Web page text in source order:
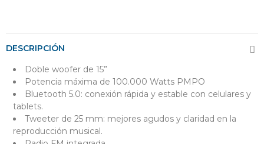
DESCRIPCIÓN
Doble woofer de 15”
Potencia máxima de 100.000 Watts PMPO
Bluetooth 5.0: conexión rápida y estable con celulares y
tablets.
Tweeter de 25 mm: mejores agudos y claridad en la
reproducción musical.